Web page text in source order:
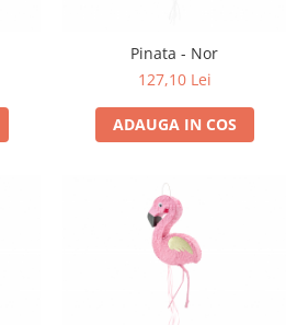
Pinata - Nor
127,10 Lei
ADAUGA IN COS